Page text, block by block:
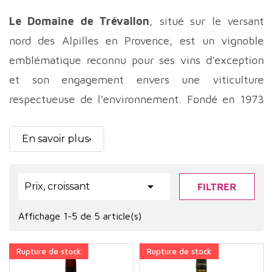
Le Domaine de Trévallon, situé sur le versant
nord des Alpilles en Provence, est un vignoble
emblématique reconnu pour ses vins d'exception
et son engagement envers une viticulture
respectueuse de l'environnement. Fondé en 1973
hectares de sols calcaires, offrant des conditions
L'histoire duDomaine de Trévallon
débute avec
et Albert Gleizes. Attiré par la beauté des Alpilles,
il acquiert en 1955 une propriété à Saint-Étienne-
En savoir plus
Prix, croissant  FILTRER
Affichage 1-5 de 5 article(s)
Rupture de stock Rupture de stock